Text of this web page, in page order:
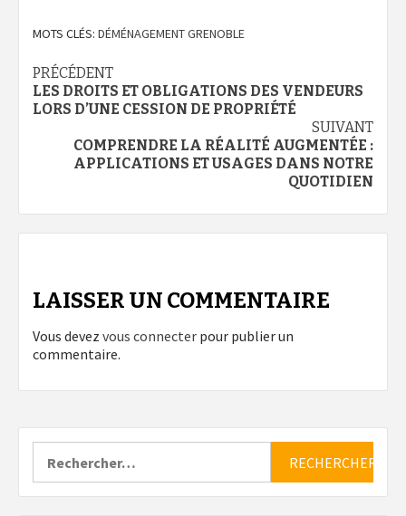
MOTS CLÉS: DÉMÉNAGEMENT GRENOBLE
Navigation
d’article
PRÉCÉDENT
LES DROITS ET OBLIGATIONS DES VENDEURS
LORS D’UNE CESSION DE PROPRIÉTÉ
SUIVANT
COMPRENDRE LA RÉALITÉ AUGMENTÉE :
APPLICATIONS ET USAGES DANS NOTRE
QUOTIDIEN
LAISSER UN COMMENTAIRE
Vous devez vous connecter pour publier un
commentaire.